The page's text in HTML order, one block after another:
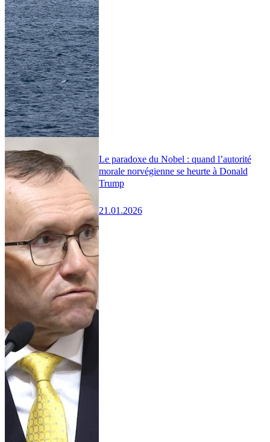
Le paradoxe du Nobel : quand l’autorité
morale norvégienne se heurte à Donald
Trump
21.01.2026